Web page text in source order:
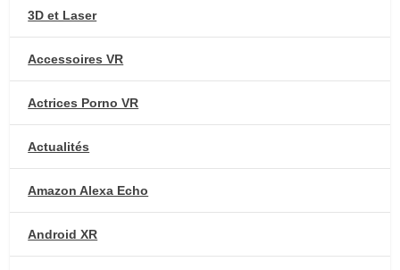
3D et Laser
Accessoires VR
Actrices Porno VR
Actualités
Amazon Alexa Echo
Android XR